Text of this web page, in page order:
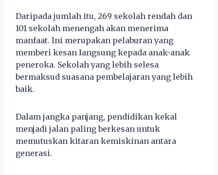
Daripada jumlah itu, 269 sekolah rendah dan
101 sekolah menengah akan menerima
manfaat. Ini merupakan pelaburan yang
memberi kesan langsung kepada anak-anak
peneroka. Sekolah yang lebih selesa
bermaksud suasana pembelajaran yang lebih
baik.
Dalam jangka panjang, pendidikan kekal
menjadi jalan paling berkesan untuk
memutuskan kitaran kemiskinan antara
generasi.